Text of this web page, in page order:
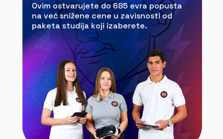
Ovim ostvarujete do 685 evra popusta
na već snižene cene u zavisnosti od
paketa studija koji izaberete.